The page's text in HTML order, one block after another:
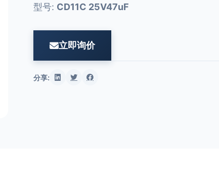
型号: CD11C 25V47uF
立即询价
分享: